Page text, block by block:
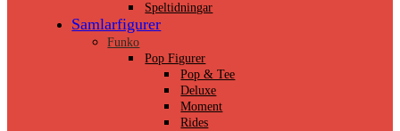
Speltidningar
Samlarfigurer
Funko
Pop Figurer
Pop & Tee
Deluxe
Moment
Rides